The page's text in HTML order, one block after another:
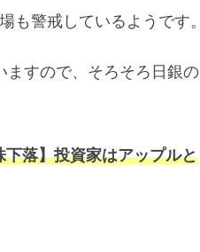
も警戒しているようです。
ますので、そろそろ日銀の
落】投資家はアップルと